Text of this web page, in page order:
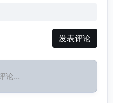
发表评论
论...